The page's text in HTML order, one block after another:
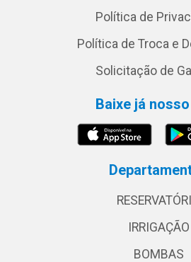
Política de
Política de Troca e
Solicitação de
Baixe já
IRRIGAÇÃO
BOMBAS